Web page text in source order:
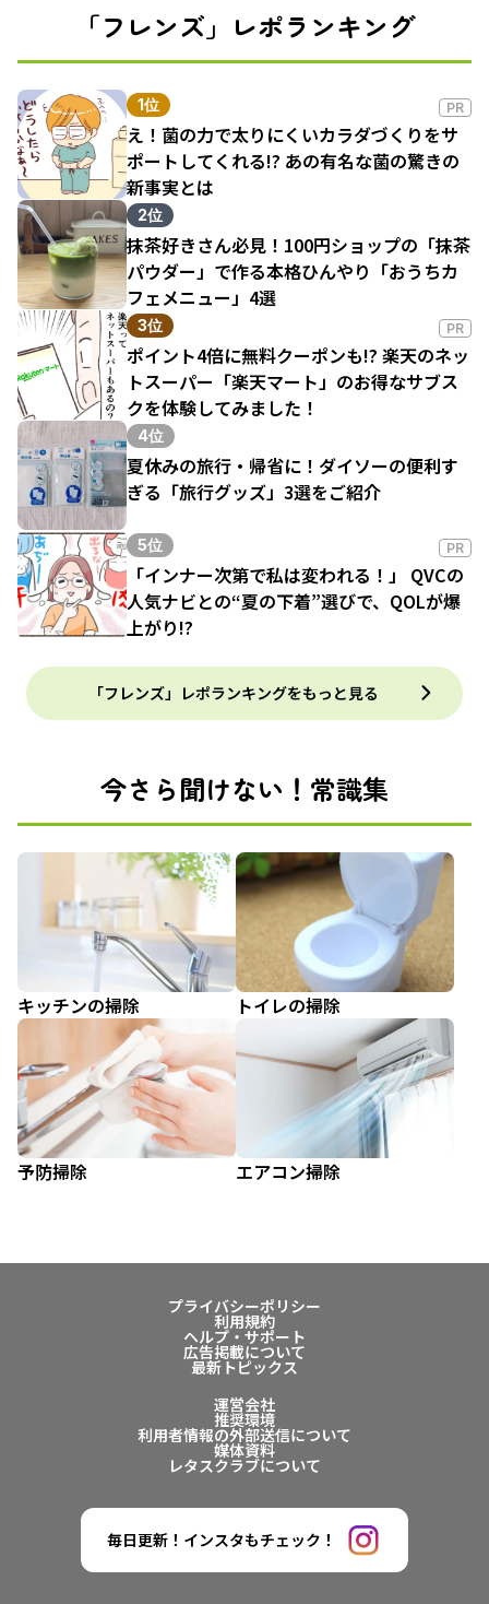
「フレンズ」レポランキング
1位 PR
え！菌の力で太りにくいカラダづくりをサ
ポートしてくれる!? あの有名な菌の驚きの
新事実とは
2位
抹茶好きさん必見！100円ショップの「抹茶
パウダー」で作る本格ひんやり「おうちカ
フェメニュー」4選
3位 PR
ポイント4倍に無料クーポンも!? 楽天のネッ
トスーパー「楽天マート」のお得なサブス
クを体験してみました！
4位
夏休みの旅行・帰省に！ダイソーの便利す
ぎる「旅行グッズ」3選をご紹介
5位 PR
「インナー次第で私は変われる！」 QVCの
人気ナビとの“夏の下着”選びで、QOLが爆
上がり!?
「フレンズ」レポランキングをもっと見る
今さら聞けない！常識集
キッチンの掃除 トイレの掃除
予防掃除 エアコン掃除
プライバシーポリシー
利用規約
ヘルプ・サポート
広告掲載について
最新トピックス
運営会社
推奨環境
利用者情報の外部送信について
媒体資料
レタスクラブについて
毎日更新！インスタもチェック！